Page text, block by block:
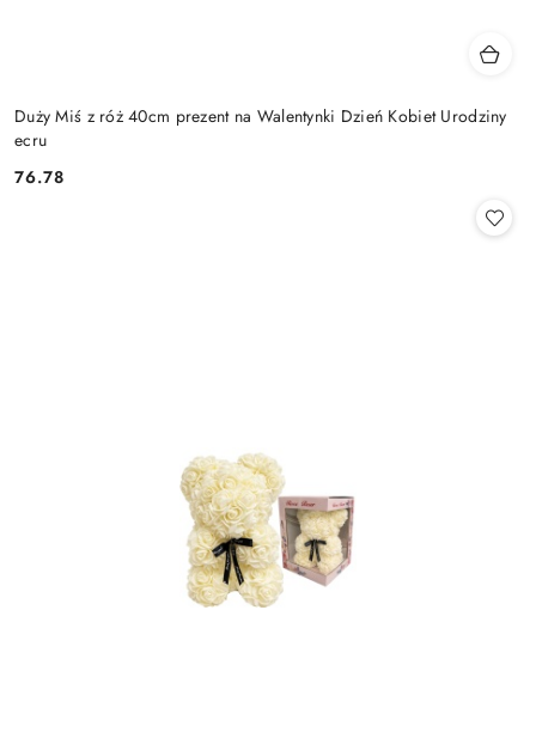
Duży Miś z róż 40cm prezent na Walentynki Dzień Kobiet Urodziny
ecru
Cena:
76.78